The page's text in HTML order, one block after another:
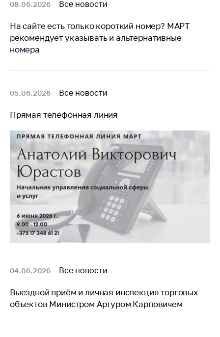
08.06.2026 Все новости
На сайте есть только короткий номер? МАРТ
рекомендует указывать и альтернативные
номера
05.06.2026 Все новости
Прямая телефонная линия
04.06.2026 Все новости
Выездной приём и личная инспекция торговых
объектов Министром Артуром Карповичем